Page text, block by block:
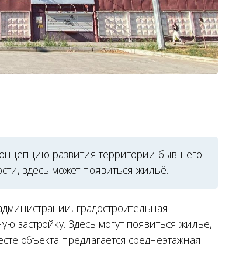
развития территории бывшего
здесь может появиться жильё.
градостроительная
застройку. Здесь могут появиться жилье,
объекта предлагается среднеэтажная